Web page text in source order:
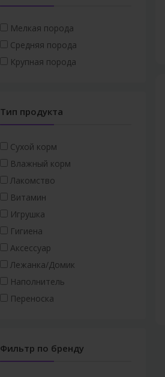
Мелкая порода
Средняя порода
Крупная порода
Тип продукта
Сухой корм
Влажный корм
Лакомство
Витамин
Игрушка
Гигиена
Аксессуар
Лежанка/Домик
Наполнитель
Переноска
Фильтр по бренду